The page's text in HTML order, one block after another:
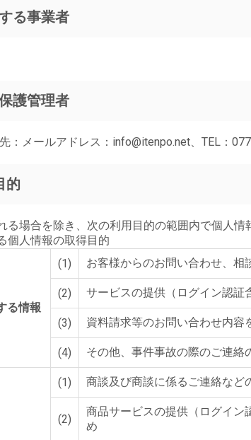
る事業者
護管理者
メールアドレス：info@itenpo.net、TEL：
的
る場合を除き、次の利用目的の範囲内で個人情
個人情報の取得目的
る情報
(1) お客様からのお問い合わせ、相
(2) サービスの提供（ログイン認証
(3) 資料請求等のお問い合わせ内容
(4) その他、事件事故の際のご連絡
(1) 商談及び商談に係るご連絡など
(2)
商品サービスの提供（ログイン
め